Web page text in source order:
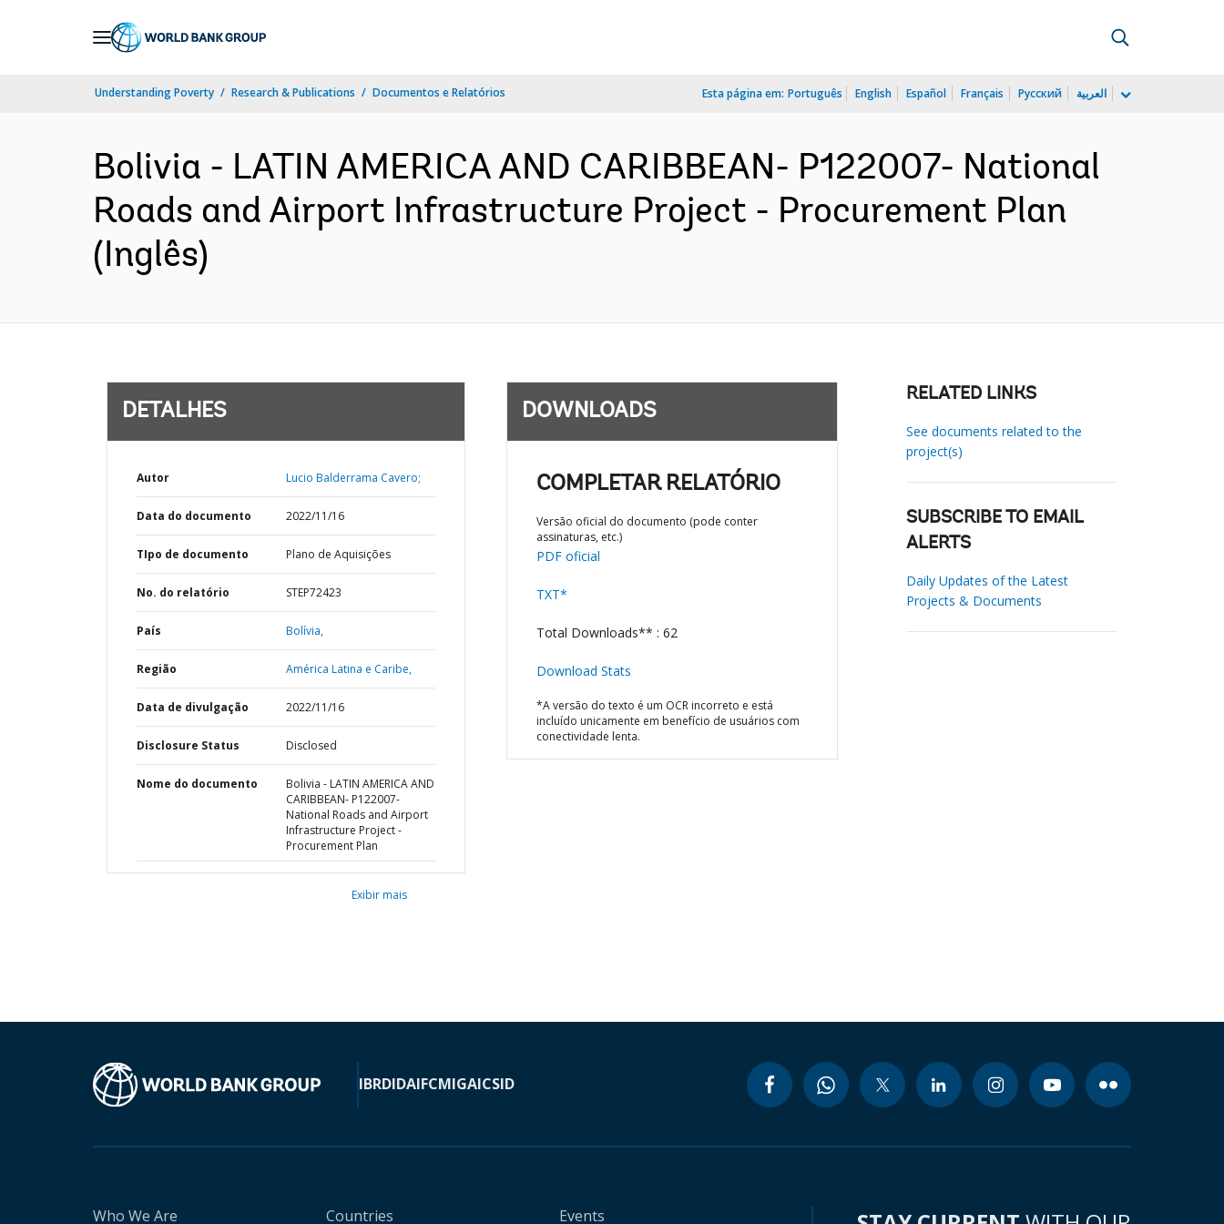
Understanding Poverty Research & Publications Documentos e Relatórios Esta página em: Português English Español Français Русский العربية
Bolivia - LATIN AMERICA AND CARIBBEAN- P122007- National
Roads and Airport Infrastructure Project - Procurement Plan
(Inglês)
DETALHES
Autor Lucio Balderrama Cavero;
Data do documento 2022/11/16
TIpo de documento Plano de Aquisições
No. do relatório STEP72423
País Bolívia,
Região América Latina e Caribe,
Data de divulgação 2022/11/16
Disclosure Status Disclosed
Nome do documento
Bolivia - LATIN AMERICA AND
CARIBBEAN- P122007-
National Roads and Airport
Infrastructure Project -
Procurement Plan
Exibir mais
DOWNLOADS
COMPLETAR RELATÓRIO
Versão oficial do documento (pode conter
assinaturas, etc.)
PDF oficial
TXT*
Total Downloads** : 62
Download Stats
*A versão do texto é um OCR incorreto e está
incluído unicamente em benefício de usuários com
conectividade lenta.
RELATED LINKS
See documents related to the
project(s)
SUBSCRIBE TO EMAIL
ALERTS
Daily Updates of the Latest
Projects & Documents
IBRDIDAIFCMIGAICSID
Who We Are Countries Events